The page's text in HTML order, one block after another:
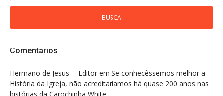
Comentários
Hermano de Jesus -- Editor em Se conhecêssemos melhor a
História da Igreja, não acreditaríamos há quase 200 anos nas
histórias da Carochinha White